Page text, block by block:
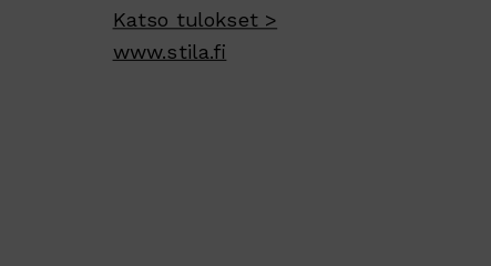
Katso tulokset >
www.stila.fi